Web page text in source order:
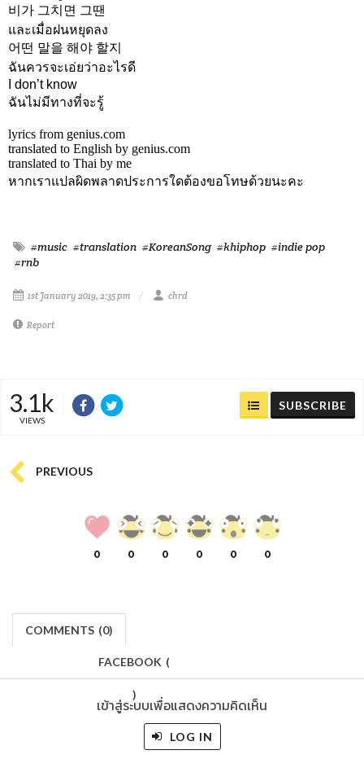
비가 그치면 그땐
และเมื่อฝนหยุดลง
어떤 말을 해야 할지
ฉันควรจะเอ่ยว่าอะไรดี
I don’t know
ฉันไม่มีทางที่จะรู้
lyrics from genius.com
translated to English by genius.com
translated to Thai by me
หากเราแปลผิดพลาดประการใดต้องขอโทษด้วยนะคะ
#music #translation #KoreanSong #khiphop #indie pop
#rnb
1st January 2019, 2:35 pm chrd
Report
3.1k
VIEWS
SUBSCRIBE
PREVIOUS
0 0 0 0 0 0
COMMENTS (0)
FACEBOOK (
)
เข้าสู่ระบบเพื่อแสดงความคิดเห็น
LOG IN